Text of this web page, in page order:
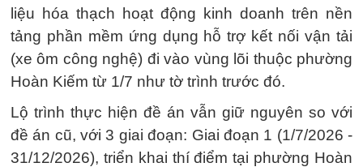
liệu hóa thạch hoạt động kinh doanh trên nền
tảng phần mềm ứng dụng hỗ trợ kết nối vận tải
(xe ôm công nghệ) đi vào vùng lõi thuộc phường
Hoàn Kiếm từ 1/7 như tờ trình trước đó.
Lộ trình thực hiện đề án vẫn giữ nguyên so với
đề án cũ, với 3 giai đoạn: Giai đoạn 1 (1/7/2026 -
31/12/2026), triển khai thí điểm tại phường Hoàn